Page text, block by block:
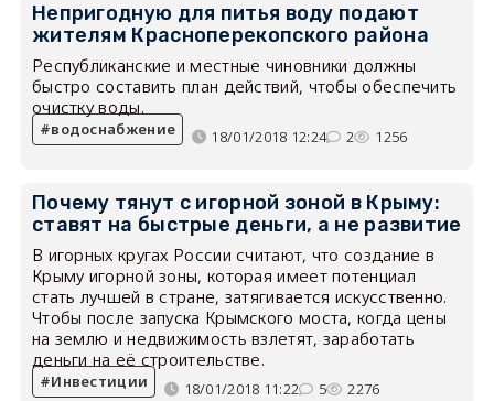
Непригодную для питья воду подают
жителям Красноперекопского района
Республиканские и местные чиновники должны
быстро составить план действий, чтобы обеспечить
очистку воды.
водоснабжение 18/01/2018 12:24 2 1256
Почему тянут с игорной зоной в Крыму:
ставят на быстрые деньги, а не развитие
В игорных кругах России считают, что создание в
Крыму игорной зоны, которая имеет потенциал
стать лучшей в стране, затягивается искусственно.
Чтобы после запуска Крымского моста, когда цены
на землю и недвижимость взлетят, заработать
деньги на её строительстве.
Инвестиции 18/01/2018 11:22 5 2276